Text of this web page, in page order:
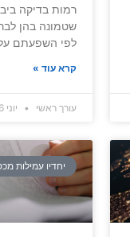
רמות בדיקה
שטמונה בהן
לפי השפעתם
קרא עוד »
עורך ראשי יוני 6, 2024
יחדיו עמילות